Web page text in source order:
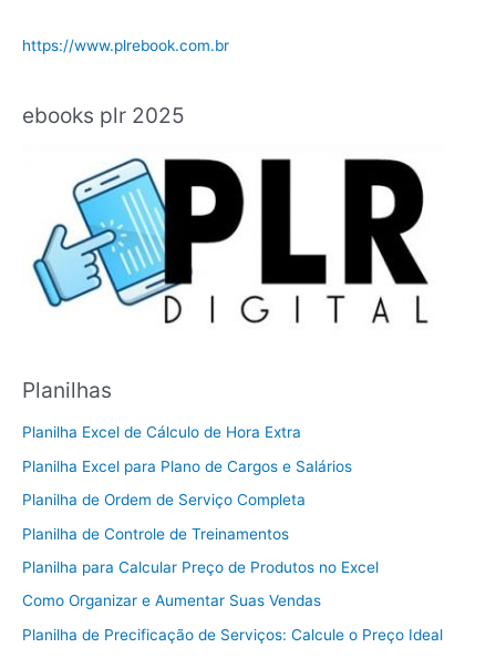
https://www.plrebook.com.br
ebooks plr 2025
Planilhas
Planilha Excel de Cálculo de Hora Extra
Planilha Excel para Plano de Cargos e Salários
Planilha de Ordem de Serviço Completa
Planilha de Controle de Treinamentos
Planilha para Calcular Preço de Produtos no Excel
Como Organizar e Aumentar Suas Vendas
Planilha de Precificação de Serviços: Calcule o Preço Ideal